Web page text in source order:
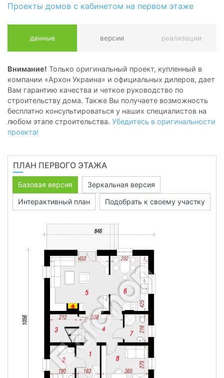
Проекты домов с кабинетом на первом этаже
данные версии реализации
Внимание! Только оригинальный проект, купленный в
компании «Архон Украина» и официальных дилеров, дает
Вам гарантию качества и четкое руководство по
строительству дома. Также Вы получаете возможность
бесплатно консультироваться у наших специалистов на
любом этапе строительства. Убедитесь в оригинальности
проекта!
ПЛАН ПЕРВОГО ЭТАЖА
Базовая версия
Зеркальная версия
Интерактивный план
Подобрать к своему участку